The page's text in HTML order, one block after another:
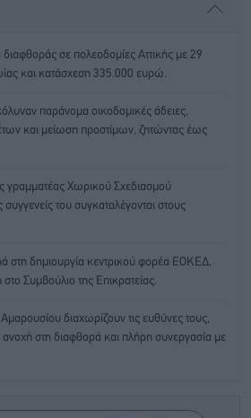
σε πολεοδομίες Αττικής με 29
και κατάσχεση 335.000 ευρώ.
παράνομα οικοδομικές άδειες,
και μείωση προστίμων, ζητώντας έως
γραμματέας Χωρικού Σχεδιασμού
του συγκαταλέγονται στους
στη δημιουργία κεντρικού φορέα ΕΟΚΕΔ,
Συμβούλιο της Επικρατείας.
διαχωρίζουν τις ευθύνες τους,
στη διαφθορά και πλήρη συνεργασία με